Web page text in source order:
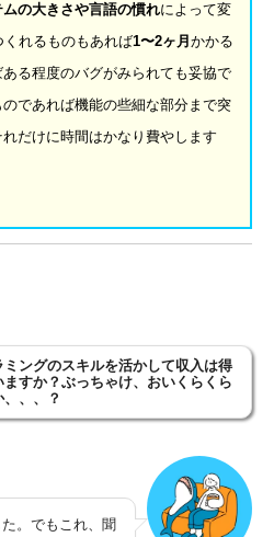
ムの大きさや言語の慣れによって変
くれるものもあれば1〜2ヶ月 かかる
る程度のバグがみられても妥協で
であれば機能の些細な部分まで突
だけに時間はかなり費やします
ミングのスキルを活かして収入は得
ますか？ぶっちゃけ、おいくらくら
、、？
。でもこれ、聞